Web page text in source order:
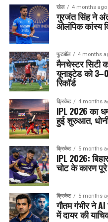
खेल 4 months ago
गुरजंत सिंह ने
ओलंपिक कांस्य
फुटबॉल 4 months
मैनचेस्टर सिटी
यूनाइटेड को 3–0
रिकॉर्ड
क्रिकेट 4 months
IPL 2026 का
हुई शुरुआत,
क्रिकेट 5 months
IPL 2026:
चोट के कारण
क्रिकेट 5 months
गौतम गंभीर ने
में दायर की